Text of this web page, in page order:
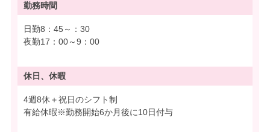
勤務時間
日勤8：45～：30
夜勤17：00～9：00
休日、休暇
4週8休＋祝日のシフト制
有給休暇※勤務開始6か月後に10日付与